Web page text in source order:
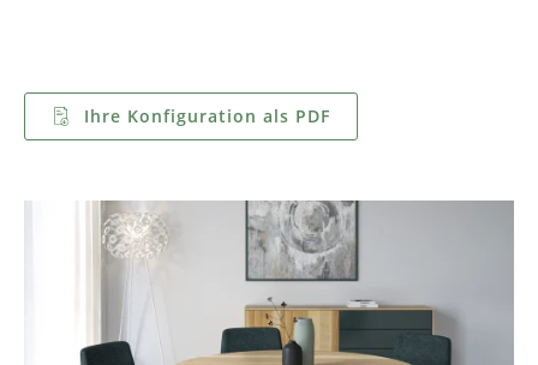
Ihre Konfiguration als PDF